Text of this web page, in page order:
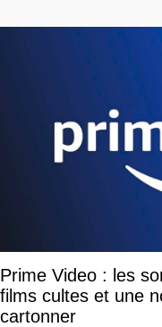
Prime Video : les
films cultes et une
cartonner